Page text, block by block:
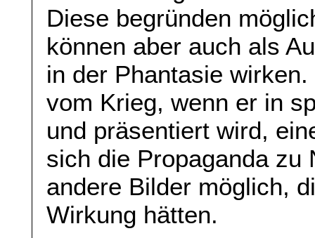
Diese begründen
können aber auch als
in der Phantasie
vom Krieg, wenn er in
und präsentiert wird,
sich die Propaganda zu
andere Bilder möglich,
Wirkung hätten.